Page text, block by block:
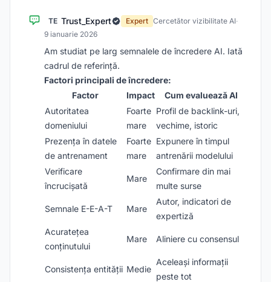
TE Trust_Expert Expert Cercetător vizibilitate AI·
9 ianuarie 2026
Am studiat pe larg semnalele de încredere AI. Iată
cadrul de referință.
Factori principali de încredere:
Factor
Impact
Cum evaluează AI
Autoritatea
domeniului
Foarte
mare
Profil de backlink-uri,
vechime, istoric
Prezența în datele
de antrenament
Foarte
mare
Expunere în timpul
antrenării modelului
Verificare
încrucișată
Mare
Confirmare din mai
multe surse
Semnale E-E-A-T Mare
Autor, indicatori de
expertiză
Acuratețea
conținutului
Mare Aliniere cu consensul
Consistența entității Medie
Aceleași informații
peste tot